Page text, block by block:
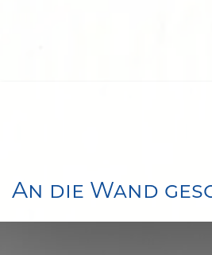
An die Wand